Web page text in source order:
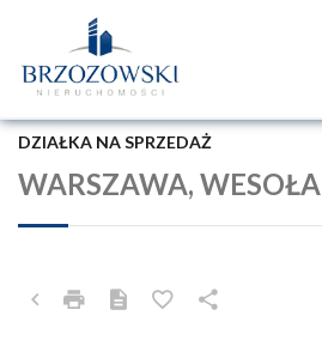
WARSZAWA, WESOŁA
DZIAŁKA NA SPRZEDAŻ